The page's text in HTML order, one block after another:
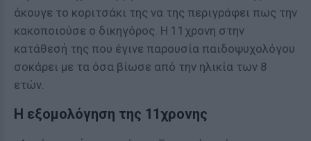
άκουγε το κοριτσάκι της να της περιγράφει πως την
κακοποιούσε ο δικηγόρος. Η 11χρονη στην
κατάθεσή της που έγινε παρουσία παιδοψυχολόγου
σοκάρει με τα όσα βίωσε από την ηλικία των 8
ετών.
Η εξομολόγηση της 11χρονης